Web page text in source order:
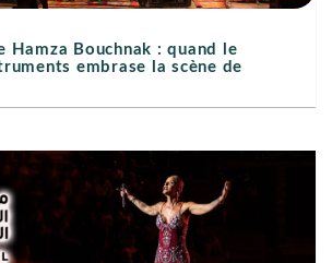
Hamza Bouchnak : quand le
embrase la scène de